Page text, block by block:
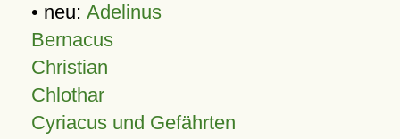
• neu: Adelinus
Bernacus
Christian
Chlothar
Cyriacus und Gefährten